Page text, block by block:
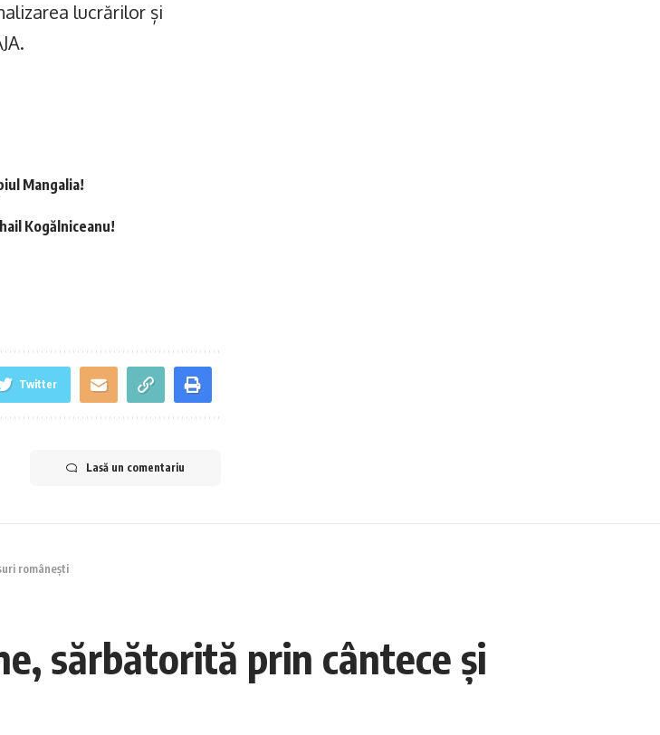
lucrărilor și
Mangalia!
Kogălniceanu!
Twitter
Lasă un comentariu
românești
sărbătorită prin cântece și